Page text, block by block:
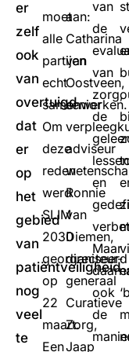
er
zelf
ook
van
overtuigd
dat
er
op
het
gebied
van
patiëntveiligheid
nog
veel
te
moet
alle
partijen
echt
samenwerken.
Om
deze
reden
werd
SLIM
2030
georganiseerd
op
22
maart.
Een
aan:
Catharina
van
Oostveen,
senior
adviseur
Ronnie
van
Diemen,
directeur-
generaal
Curatieve
Zorg,
Jaap
van
de
van
zorg,
de
lessen
en
Maar
ook
de